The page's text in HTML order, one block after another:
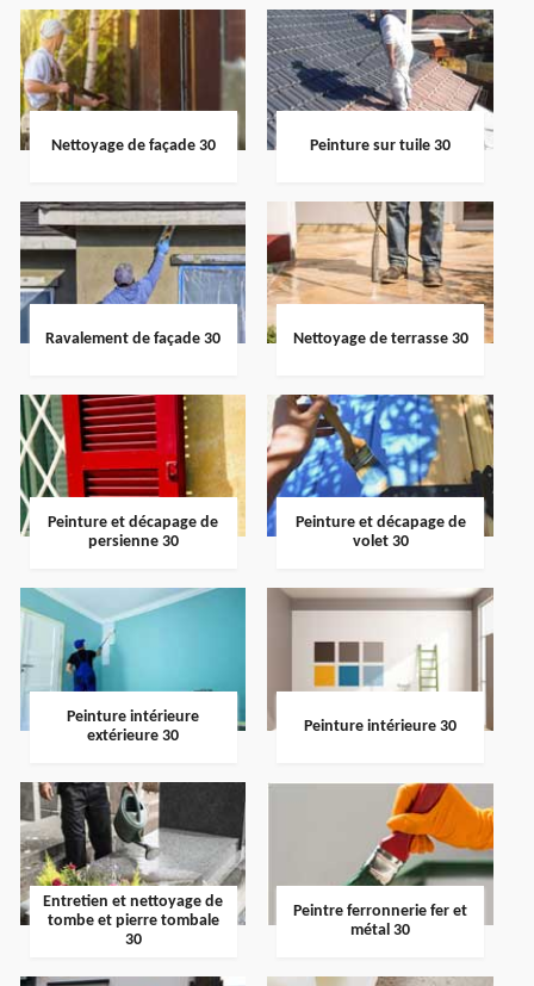
Nettoyage de façade 30 Peinture sur tuile 30
Ravalement de façade 30 Nettoyage de terrasse 30
Peinture et décapage de
persienne 30
Peinture et décapage de
volet 30
Peinture intérieure
extérieure 30
Peinture intérieure 30
Entretien et nettoyage de
tombe et pierre tombale
30
Peintre ferronnerie fer et
métal 30